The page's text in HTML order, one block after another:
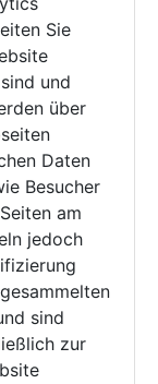
Sie
und
über
Daten
Besucher
am
jedoch
sind
zur